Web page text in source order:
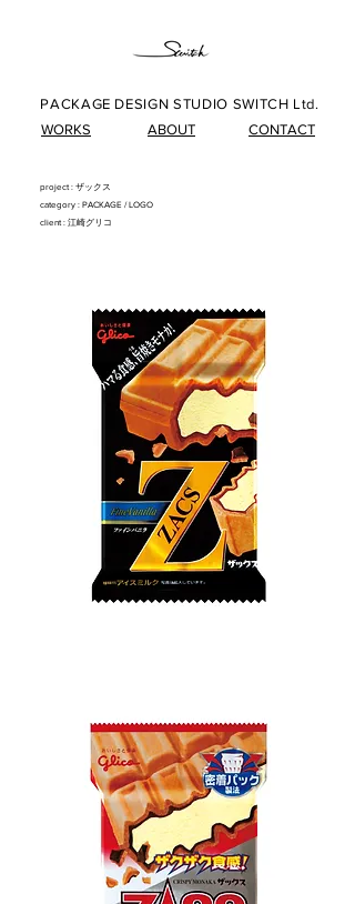
PACKAGE DESIGN STUDIO SWITCH Ltd.
WORKS
ABOUT CONTACT
project : ザックス
category : PACKAGE/LOGO
client : 江崎グリコ